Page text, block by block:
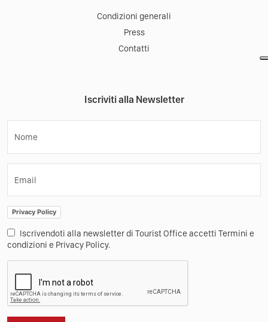
Condizioni generali
Press
Contatti
Iscriviti alla Newsletter
Nome
Email
Privacy Policy
Iscrivendoti alla newsletter di Tourist Office accetti Termini e
condizioni e Privacy Policy.